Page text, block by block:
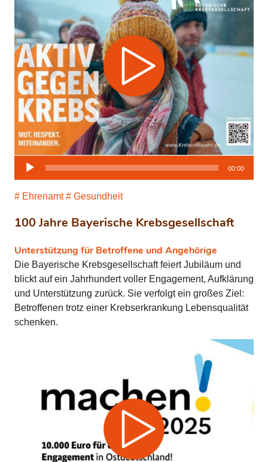
100 Jahre Bayerische Krebsgesellschaft
Unterstützung für Betroffene und Angehörige
Ehrenamt Gesundheit
Audio-
00:00
Die Bayerische Krebsgesellschaft feiert Jubiläum und
blickt auf ein Jahrhundert voller Engagement, Aufklärung
und Unterstützung zurück. Sie verfolgt ein großes Ziel:
Betroffenen trotz einer Krebserkrankung Lebensqualität
schenken.